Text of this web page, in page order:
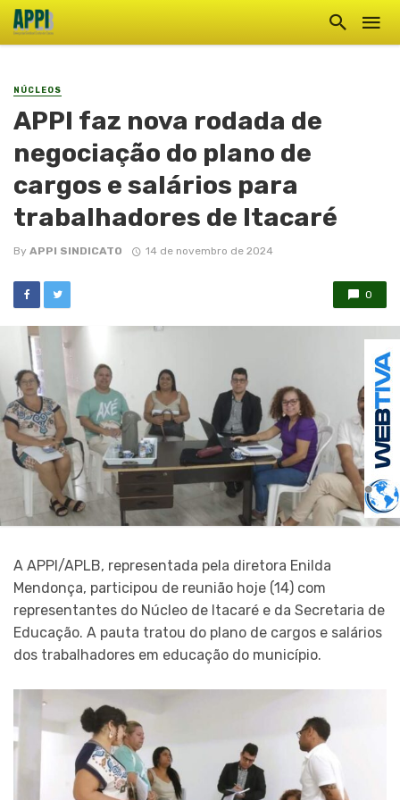
NÚCLEOS
APPI faz nova rodada de
negociação do plano de
cargos e salários para
trabalhadores de Itacaré
By APPI SINDICATO 14 de novembro de 2024
0
A APPI/APLB, representada pela diretora Enilda
Mendonça, participou de reunião hoje (14) com
representantes do Núcleo de Itacaré e da Secretaria de
Educação. A pauta tratou do plano de cargos e salários
dos trabalhadores em educação do município.